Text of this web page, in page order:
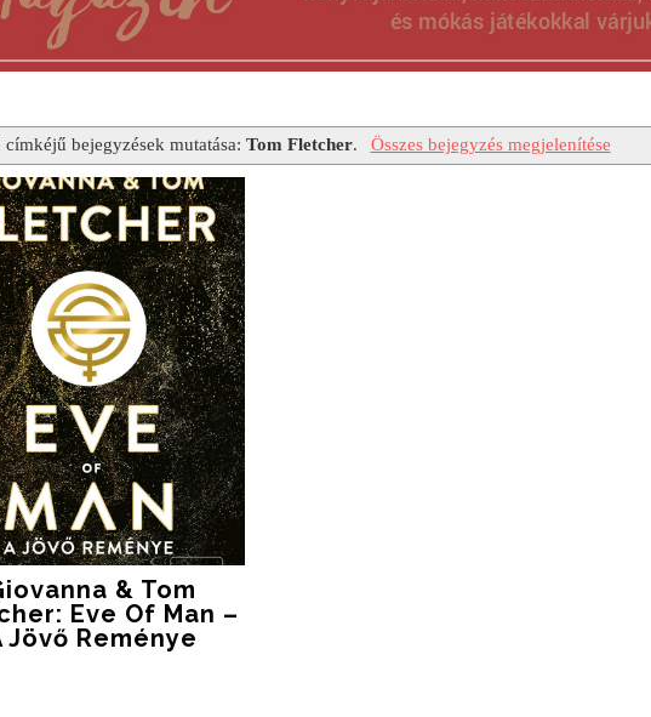
címkéjű bejegyzések mutatása:Tom Fletcher. Összes bejegyzés megjelenítése
& Tom
Eve Of Man –
Jövő Reménye